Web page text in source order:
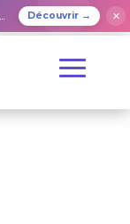
Découvrir → ✕